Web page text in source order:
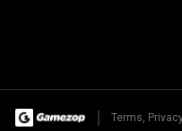
| Terms,